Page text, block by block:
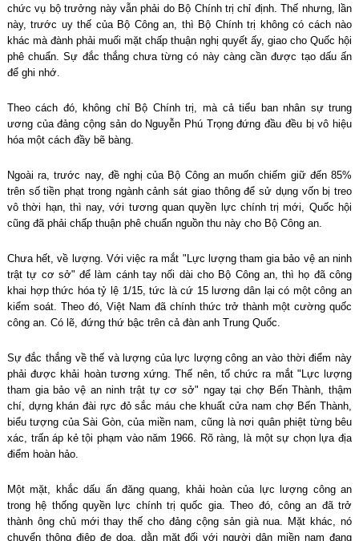
chức vụ bộ trưởng này vẫn phải do Bộ Chính trị chỉ định. Thế nhưng, lần
này, trước uy thế của Bộ Công an, thì Bộ Chính trị không có cách nào
khác mà đành phải muối mặt chấp thuận nghị quyết ấy, giao cho Quốc hội
phê chuẩn. Sự đắc thắng chưa từng có này càng cần được tạo dấu ấn
để ghi nhớ.
Theo cách đó, không chỉ Bộ Chính trị, mà cả tiểu ban nhân sự trung
ương của đảng cộng sản do Nguyễn Phú Trọng đứng đầu đều bị vô hiệu
hóa một cách đầy bẽ bàng.
Ngoài ra, trước nay, đề nghị của Bộ Công an muốn chiếm giữ đến 85%
trên số tiền phạt trong ngành cảnh sát giao thông để sử dụng vốn bị treo
vô thời hạn, thì nay, với tương quan quyền lực chính trị mới, Quốc hội
cũng đã phải chấp thuận phê chuẩn nguồn thu này cho Bộ Công an.
Chưa hết, về lượng. Với việc ra mắt "Lực lượng tham gia bảo vệ an ninh
trật tự cơ sở" để làm cánh tay nối dài cho Bộ Công an, thì họ đã công
khai hợp thức hóa tỷ lệ 1/15, tức là cứ 15 lương dân lại có một công an
kiểm soát. Theo đó, Việt Nam đã chính thức trở thành một cường quốc
công an. Có lẽ, đứng thứ bậc trên cả đàn anh Trung Quốc.
Sự đắc thắng về thế và lượng của lực lượng công an vào thời điểm này
phải được khải hoàn tương xứng. Thế nên, tổ chức ra mắt "Lực lượng
tham gia bảo vệ an ninh trật tự cơ sở" ngay tại chợ Bến Thành, thậm
chí, dựng khán đài rực đỏ sắc máu che khuất cửa nam chợ Bến Thành,
biểu tượng của Sài Gòn, của miền nam, cũng là nơi quân phiệt từng bêu
xác, trấn áp kẻ tội phạm vào năm 1966. Rõ ràng, là một sự chọn lựa địa
điểm hoàn hảo.
Một mặt, khắc dấu ấn đăng quang, khải hoàn của lực lượng công an
trong hệ thống quyền lực chính trị quốc gia. Theo đó, công an đã trở
thành ông chủ mới thay thế cho đảng cộng sản già nua. Mặt khác, nó
chuyển thông điệp đe dọa, dằn mặt đối với người dân miền nam đang